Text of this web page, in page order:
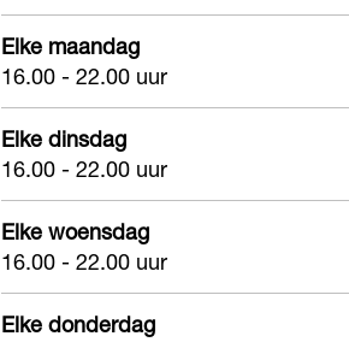
z
a
S
e
n
h
e
z
z
a
S
a
s
s
e
n
S
a
s
s
e
n
h
e
i
i
z
z
a
S
a
s
s
e
Elke maandag
16.00 - 22.00 uur
Elke dinsdag
16.00 - 22.00 uur
Elke woensdag
16.00 - 22.00 uur
Elke donderdag